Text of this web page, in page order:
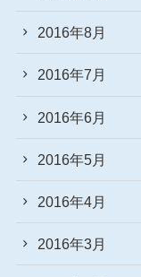
2016年8月
2016年7月
2016年6月
2016年5月
2016年4月
2016年3月